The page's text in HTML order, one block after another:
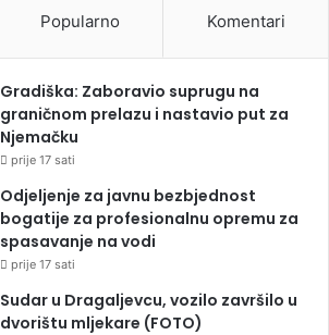
Popularno Komentari
Gradiška: Zaboravio suprugu na
graničnom prelazu i nastavio put za
Njemačku
prije 17 sati
Odjeljenje za javnu bezbjednost
bogatije za profesionalnu opremu za
spasavanje na vodi
prije 17 sati
Sudar u Dragaljevcu, vozilo završilo u
dvorištu mljekare (FOTO)